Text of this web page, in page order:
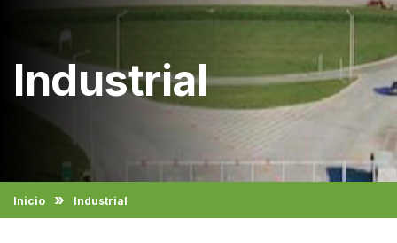
Industrial
Inicio Industrial